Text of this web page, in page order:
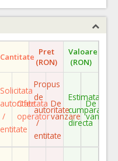
Cantitate Pret
(RON)
Valoare
(RON)
Solicitata
autoritate
/
entitate
Ofertata
operator
Propus
de
autoritate
/
entitate
De
vanzare
Estimata
cumparare
directa
De
vanzare